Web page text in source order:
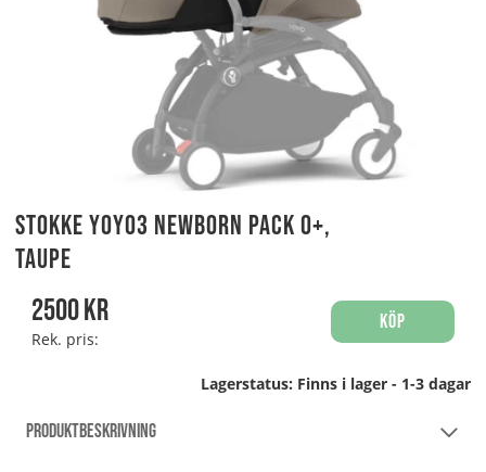
Stokke YOYO3 Newborn Pack 0+,
Taupe
2500kr
Rek. pris:
Köp
Lagerstatus: Finns i lager - 1-3 dagar
PRODUKTBESKRIVNING